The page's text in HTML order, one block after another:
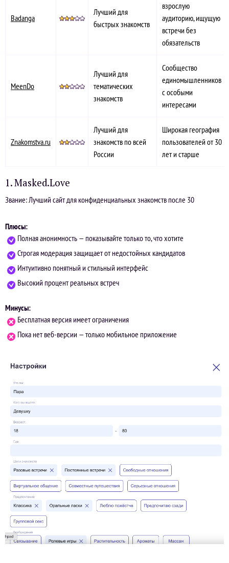
Badanga
Лучший для
быстрых знакомств
взрослую
аудиторию, ищущую
встречи без
обязательств
MeenDo
Лучший для
тематических
знакомств
Сообщество
единомышленников
с особыми
интересами
Znakomstva.ru
Лучший для
знакомств по всей
России
Широкая география
пользователей от 30
лет и старше
1. Masked.Love
Звание: Лучший сайт для конфиденциальных знакомств после 30
Плюсы:
Полная анонимность — показывайте только то, что хотите
Строгая модерация защищает от недостойных кандидатов
Интуитивно понятный и стильный интерфейс
Высокий процент реальных встреч
Минусы:
Бесплатная версия имеет ограничения
Пока нет веб-версии — только мобильное приложение